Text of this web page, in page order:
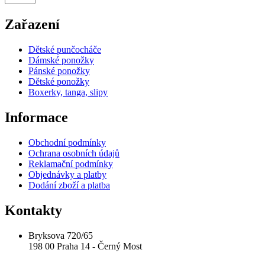
Zařazení
Dětské punčocháče
Dámské ponožky
Pánské ponožky
Dětské ponožky
Boxerky, tanga, slipy
Informace
Obchodní podmínky
Ochrana osobních údajů
Reklamační podmínky
Objednávky a platby
Dodání zboží a platba
Kontakty
Bryksova 720/65
198 00 Praha 14 - Černý Most